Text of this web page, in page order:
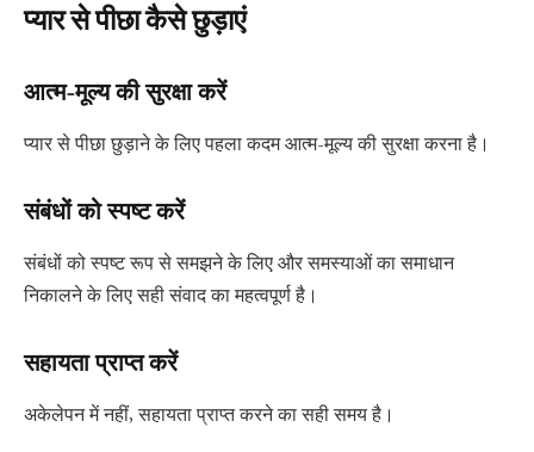
प्यार से पीछा कैसे छुड़ाएं
आत्म-मूल्य की सुरक्षा करें
प्यार से पीछा छुड़ाने के लिए पहला कदम आत्म-मूल्य की सुरक्षा करना है।
संबंधों को स्पष्ट करें
संबंधों को स्पष्ट रूप से समझने के लिए और समस्याओं का समाधान
निकालने के लिए सही संवाद का महत्वपूर्ण है।
सहायता प्राप्त करें
अकेलेपन में नहीं, सहायता प्राप्त करने का सही समय है।